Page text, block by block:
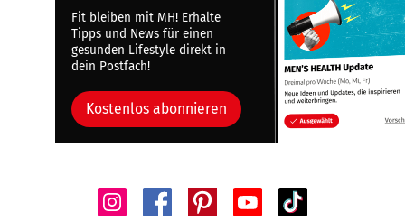
Fit bleiben mit MH! Erhalte
Tipps und News für einen
gesunden Lifestyle direkt in
dein Postfach!
Kostenlos abonnieren